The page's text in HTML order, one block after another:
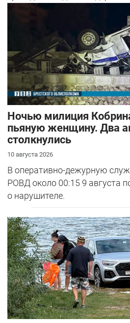
района.
Ночью милиция
пьяную женщину. Два
столкнулись
10 августа 2026
В оперативно-дежурную
РОВД около 00:15 9 августа
о нарушителе.